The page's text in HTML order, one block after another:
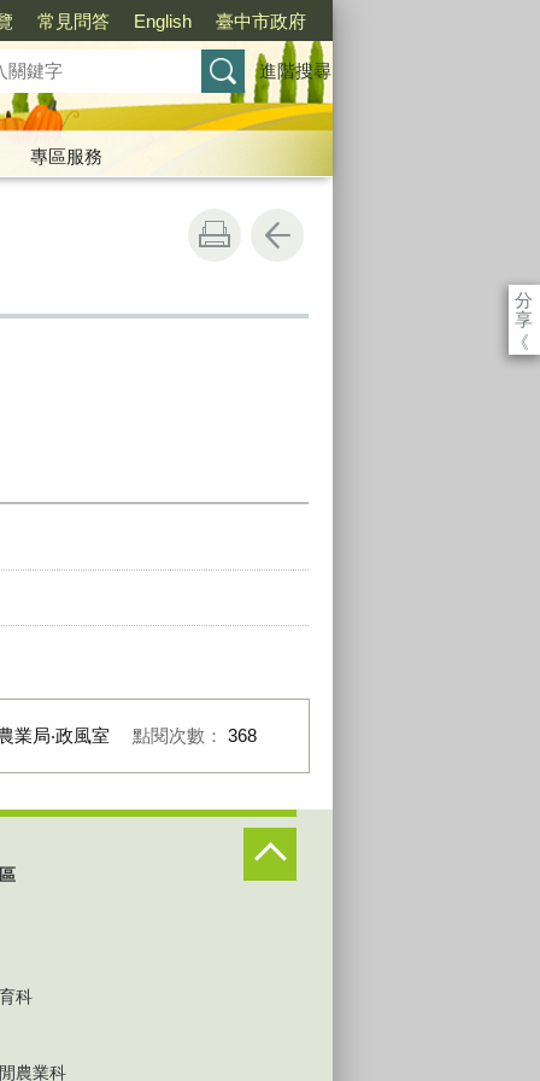
常見問答 English 臺中市政府
進階搜尋
專區服務
分
享
《
業局‧政風室 點閱次數： 368
科
農業科